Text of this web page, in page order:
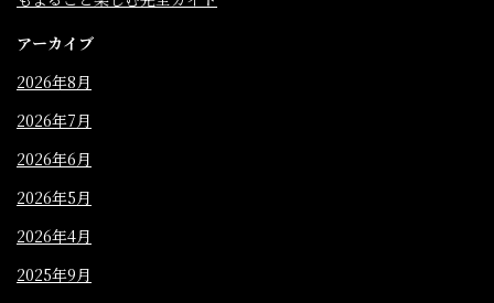
アーカイブ
2026年8月
2026年7月
2026年6月
2026年5月
2026年4月
2025年9月